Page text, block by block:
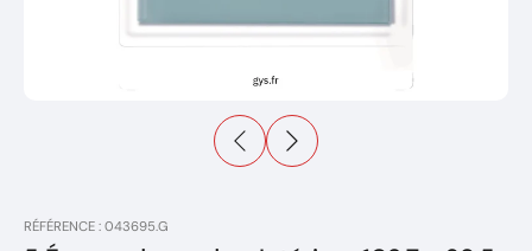
RÉFÉRENCE : 043695.G